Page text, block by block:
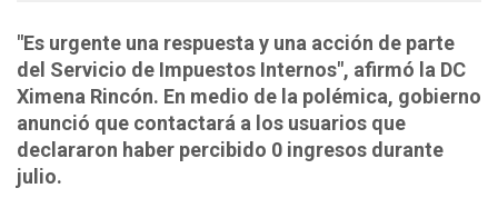
"Es urgente una respuesta y una acción de parte
del Servicio de Impuestos Internos", afirmó la DC
Ximena Rincón. En medio de la polémica, gobierno
anunció que contactará a los usuarios que
declararon haber percibido 0 ingresos durante
julio.